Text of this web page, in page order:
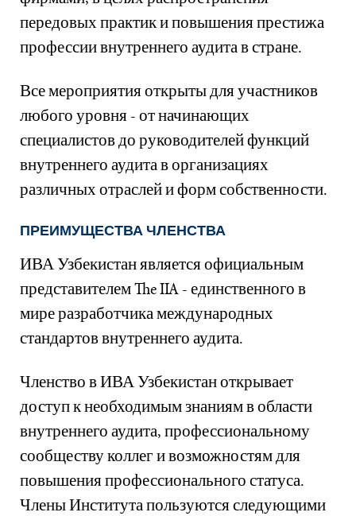
передовых практик и повышения престижа
профессии внутреннего аудита в стране.
Все мероприятия открыты для участников
любого уровня - от начинающих
специалистов до руководителей функций
внутреннего аудита в организациях
различных отраслей и форм собственности.
ПРЕИМУЩЕСТВА ЧЛЕНСТВА
ИВА Узбекистан является официальным
представителем The IIA - единственного в
мире разработчика международных
стандартов внутреннего аудита.
Членство в ИВА Узбекистан открывает
доступ к необходимым знаниям в области
внутреннего аудита, профессиональному
сообществу коллег и возможностям для
повышения профессионального статуса.
Члены Института пользуются следующими